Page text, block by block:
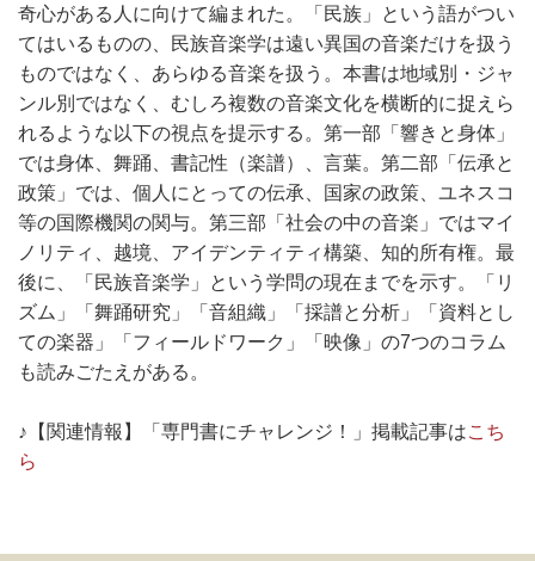
奇心がある人に向けて編まれた。「民族」という語がつい
てはいるものの、民族音楽学は遠い異国の音楽だけを扱う
ものではなく、あらゆる音楽を扱う。本書は地域別・ジャ
ンル別ではなく、むしろ複数の音楽文化を横断的に捉えら
れるような以下の視点を提示する。第一部「響きと身体」
では身体、舞踊、書記性（楽譜）、言葉。第二部「伝承と
政策」では、個人にとっての伝承、国家の政策、ユネスコ
等の国際機関の関与。第三部「社会の中の音楽」ではマイ
ノリティ、越境、アイデンティティ構築、知的所有権。最
後に、「民族音楽学」という学問の現在までを示す。「リ
ズム」「舞踊研究」「音組織」「採譜と分析」「資料とし
ての楽器」「フィールドワーク」「映像」の7つのコラム
も読みごたえがある。
♪【関連情報】「専門書にチャレンジ！」掲載記事はこち
ら